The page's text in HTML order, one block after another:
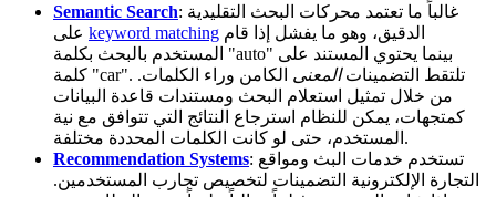
Semantic Search: غالباً ما تعتمد محركات البحث التقليدية
keyword matching
المستخدم بالبحث بكلمة "auto" بينما يحتوي المستند على
كلمة "car". تلتقط التضميناتالمعنى الكامن وراء الكلمات.
من خلال تمثيل استعلام البحث ومستندات قاعدة البيانات
كمتجهات، يمكن للنظام استرجاع النتائج التي تتوافق مع نية
المستخدم، حتى لو كانت الكلمات المحددة مختلفة.
Recommendation Systems: تستخدم خدمات البث ومواقع
التجارة الإلكترونية التضمينات لتخصيص تجارب المستخدمين.